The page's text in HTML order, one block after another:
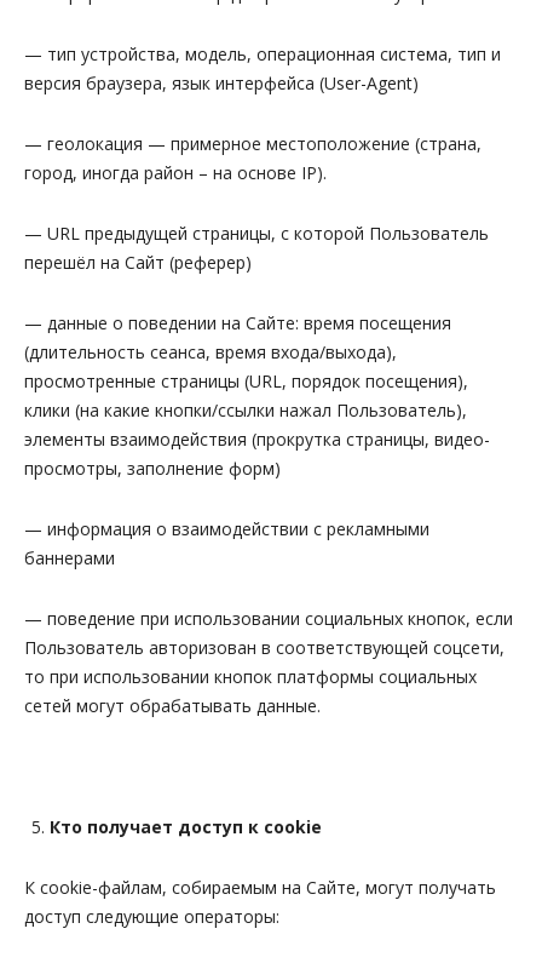
— тип устройства, модель, операционная система, тип и
версия браузера, язык интерфейса (User-Agent)
— геолокация — примерное местоположение (страна,
город, иногда район – на основе IP).
— URL предыдущей страницы, с которой Пользователь
перешёл на Сайт (реферер)
— данные о поведении на Сайте: время посещения
(длительность сеанса, время входа/выхода),
просмотренные страницы (URL, порядок посещения),
клики (на какие кнопки/ссылки нажал Пользователь),
элементы взаимодействия (прокрутка страницы, видео-
просмотры, заполнение форм)
— информация о взаимодействии с рекламными
баннерами
— поведение при использовании социальных кнопок, если
Пользователь авторизован в соответствующей соцсети,
то при использовании кнопок платформы социальных
сетей могут обрабатывать данные.
Кто получает доступ к cookie
К cookie-файлам, собираемым на Сайте, могут получать
доступ следующие операторы: